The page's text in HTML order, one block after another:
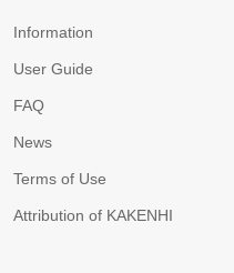
Information
User Guide
FAQ
News
Terms of Use
Attribution of KAKENHI